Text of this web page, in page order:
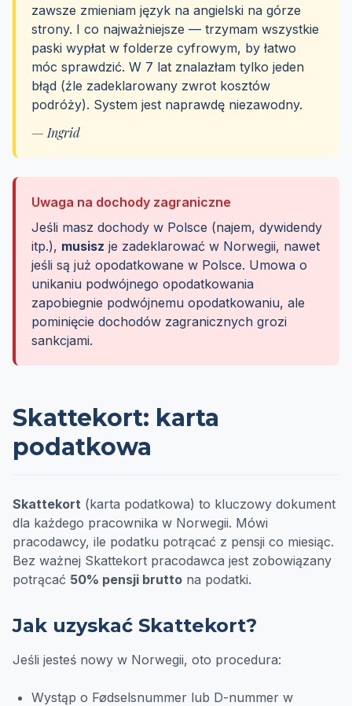
zawsze zmieniam język na angielski na górze
strony. I co najważniejsze — trzymam wszystkie
paski wypłat w folderze cyfrowym, by łatwo
móc sprawdzić. W 7 lat znalazłam tylko jeden
błąd (źle zadeklarowany zwrot kosztów
podróży). System jest naprawdę niezawodny.
— Ingrid
Uwaga na dochody zagraniczne
Jeśli masz dochody w Polsce (najem, dywidendy
itp.), musisz je zadeklarować w Norwegii, nawet
jeśli są już opodatkowane w Polsce. Umowa o
unikaniu podwójnego opodatkowania
zapobiegnie podwójnemu opodatkowaniu, ale
pominięcie dochodów zagranicznych grozi
sankcjami.
Skattekort: karta
podatkowa
Skattekort (karta podatkowa) to kluczowy dokument
dla każdego pracownika w Norwegii. Mówi
pracodawcy, ile podatku potrącać z pensji co miesiąc.
Bez ważnej Skattekort pracodawca jest zobowiązany
potrącać 50% pensji brutto na podatki.
Jak uzyskać Skattekort?
Jeśli jesteś nowy w Norwegii, oto procedura:
Wystąp o Fødselsnummer lub D-nummer w